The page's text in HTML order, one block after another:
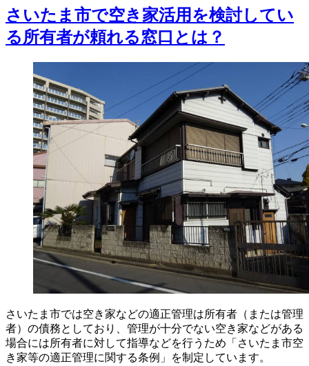
さいたま市で空き家活用を検討してい
る所有者が頼れる窓口とは？
さいたま市では空き家などの適正管理は所有者（または管理
者）の債務としており、管理が十分でない空き家などがある
場合には所有者に対して指導などを行うため「さいたま市空
き家等の適正管理に関する条例」を制定しています。